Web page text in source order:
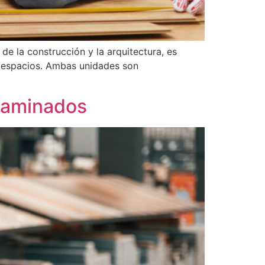
la construcción y la arquitectura, es
Ambas unidades son